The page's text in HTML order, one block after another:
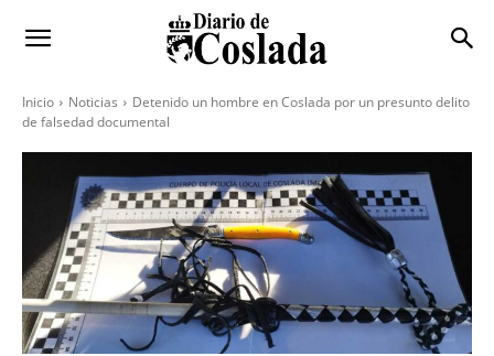
Inicio Noticias
Detenido un hombre en Coslada por un presunto delito
de falsedad documental